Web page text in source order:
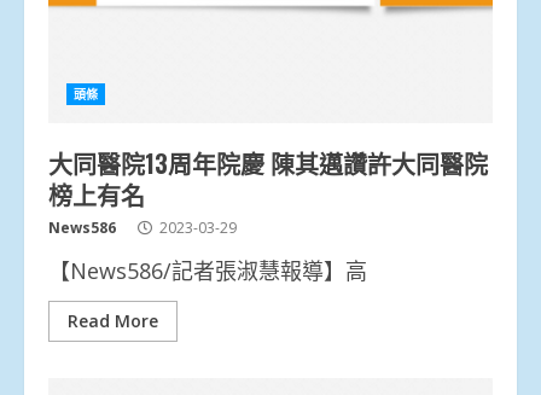
頭條
大同醫院13周年院慶 陳其邁讚許大同醫院
榜上有名
News586 2023-03-29
【News586/記者張淑慧報導】高
Read More